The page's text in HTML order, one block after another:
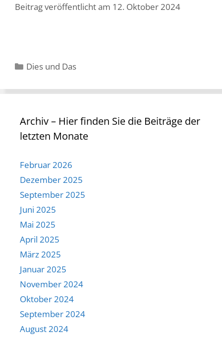
12. Oktober 2024
Kategorien
Dies und Das
Archiv – Hier finden Sie die Beiträge der
letzten Monate
Februar 2026
Dezember 2025
September 2025
Juni 2025
Mai 2025
April 2025
März 2025
Januar 2025
November 2024
Oktober 2024
September 2024
August 2024